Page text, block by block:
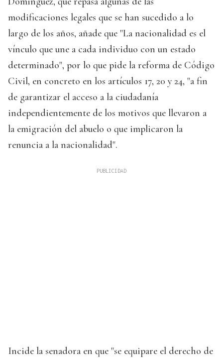
modificaciones legales que se han sucedido a lo
largo de los años, añade que "La nacionalidad es el
vínculo que une a cada individuo con un estado
determinado", por lo que pide la reforma de Código
Civil, en concreto en los artículos 17, 20 y 24, "a fin
de garantizar el acceso a la ciudadanía
independientemente de los motivos que llevaron a
la emigración del abuelo o que implicaron la
renuncia a la nacionalidad".
Incide la senadora en que "se equipare el derecho de